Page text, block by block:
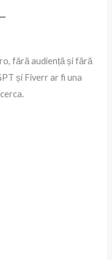
fără audiență și fără
și Fiverr ar fi una